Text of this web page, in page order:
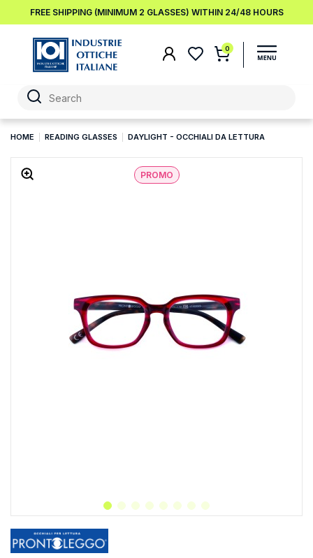
FREE SHIPPING (MINIMUM 2 GLASSES) WITHIN 24/48 HOURS
0
HOME READING GLASSES DAYLIGHT - OCCHIALI DA LETTURA
PROMO